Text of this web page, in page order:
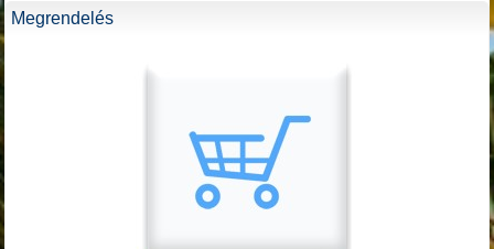
Megrendelés